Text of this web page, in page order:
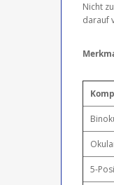
Nicht
darauf
5-